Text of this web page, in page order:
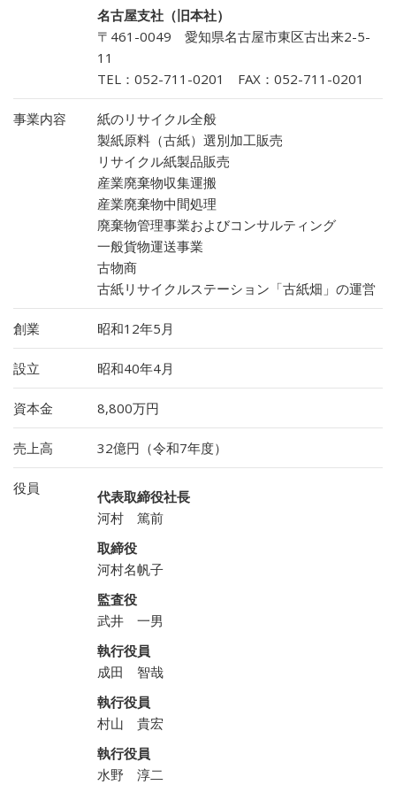
名古屋支社（旧本社）
〒461-0049 愛知県名古屋市東区古出来2-5-
11
TEL：052-711-0201 FAX：052-711-0201
事業内容
紙のリサイクル全般
製紙原料（古紙）選別加工販売
リサイクル紙製品販売
産業廃棄物収集運搬
産業廃棄物中間処理
廃棄物管理事業およびコンサルティング
一般貨物運送事業
古物商
古紙リサイクルステーション「古紙畑」の運営
創業 昭和12年5月
設立 昭和40年4月
資本金 8,800万円
売上高 32億円（令和7年度）
役員
代表取締役社長
河村 篤前
取締役
河村名帆子
監査役
武井 一男
執行役員
成田 智哉
執行役員
村山 貴宏
執行役員
水野 淳二